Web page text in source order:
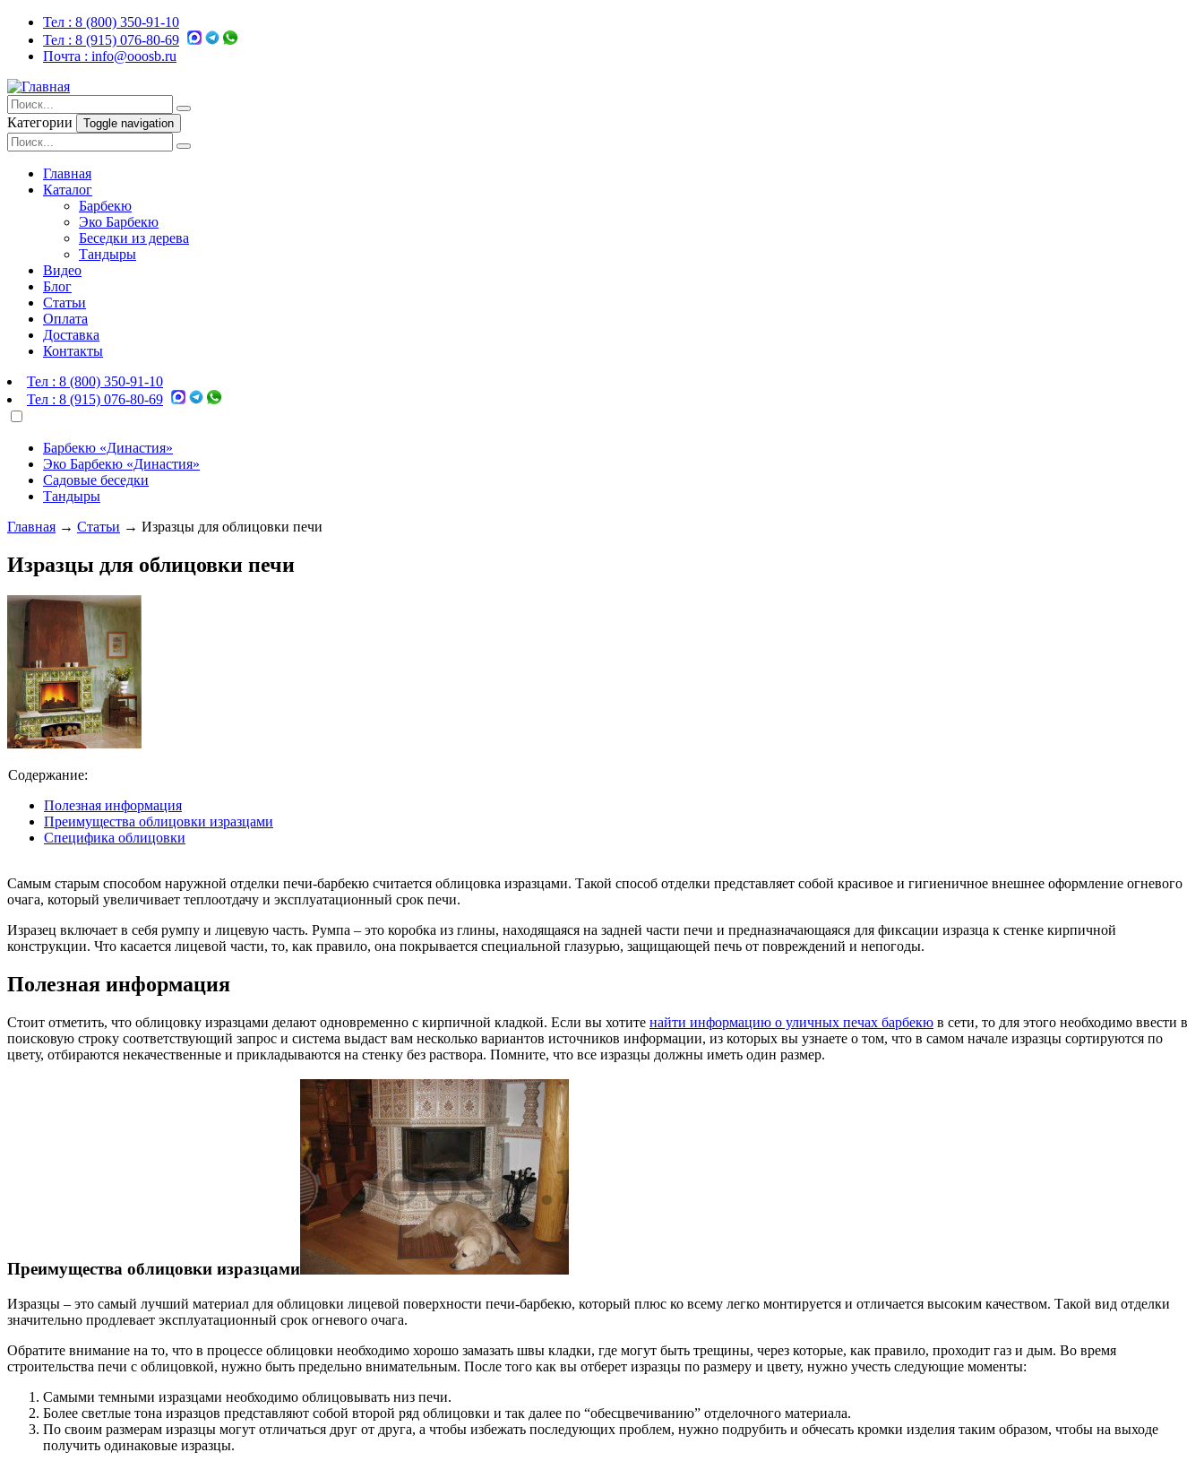
Тел : 8 (800) 350-91-10
Тел : 8 (915) 076-80-69
Почта : info@ooosb.ru
Категории Toggle navigation
Главная
Каталог
Барбекю
Эко Барбекю
Беседки из дерева
Тандыры
Видео
Блог
Статьи
Оплата
Доставка
Контакты
Тел : 8 (800) 350-91-10
Тел : 8 (915) 076-80-69
Барбекю «Династия»
Эко Барбекю «Династия»
Садовые беседки
Тандыры
Главная → Статьи → Изразцы для облицовки печи
Изразцы для облицовки печи
Содержание:
Полезная информация
Преимущества облицовки изразцами
Специфика облицовки
Самым старым способом наружной отделки печи-барбекю считается облицовка изразцами. Такой способ отделки представляет собой красивое и гигиеничное внешнее оформление огневого
очага, который увеличивает теплоотдачу и эксплуатационный срок печи.
Изразец включает в себя румпу и лицевую часть. Румпа – это коробка из глины, находящаяся на задней части печи и предназначающаяся для фиксации изразца к стенке кирпичной
конструкции. Что касается лицевой части, то, как правило, она покрывается специальной глазурью, защищающей печь от повреждений и непогоды.
Полезная информация
Стоит отметить, что облицовку изразцами делают одновременно с кирпичной кладкой. Если вы хотите найти информацию о уличных печах барбекю в сети, то для этого необходимо ввести в
поисковую строку соответствующий запрос и система выдаст вам несколько вариантов источников информации, из которых вы узнаете о том, что в самом начале изразцы сортируются по
цвету, отбираются некачественные и прикладываются на стенку без раствора. Помните, что все изразцы должны иметь один размер.
Преимущества облицовки изразцами
Изразцы – это самый лучший материал для облицовки лицевой поверхности печи-барбекю, который плюс ко всему легко монтируется и отличается высоким качеством. Такой вид отделки
значительно продлевает эксплуатационный срок огневого очага.
Обратите внимание на то, что в процессе облицовки необходимо хорошо замазать швы кладки, где могут быть трещины, через которые, как правило, проходит газ и дым. Во время
строительства печи с облицовкой, нужно быть предельно внимательным. После того как вы отберет изразцы по размеру и цвету, нужно учесть следующие моменты:
Самыми темными изразцами необходимо облицовывать низ печи.
Более светлые тона изразцов представляют собой второй ряд облицовки и так далее по “обесцвечиванию” отделочного материала.
По своим размерам изразцы могут отличаться друг от друга, а чтобы избежать последующих проблем, нужно подрубить и обчесать кромки изделия таким образом, чтобы на выходе
получить одинаковые изразцы.